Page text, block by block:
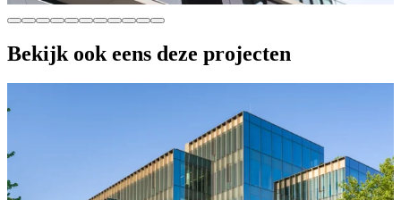
Bekijk ook eens deze projecten